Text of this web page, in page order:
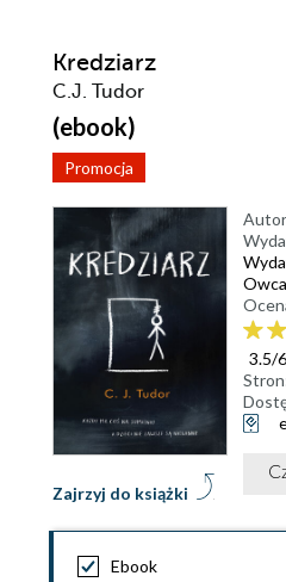
Kredziarz
C.J. Tudor
(ebook)
Promocja
Zajrzyj do książki
Owca
3.5/6
Ebook